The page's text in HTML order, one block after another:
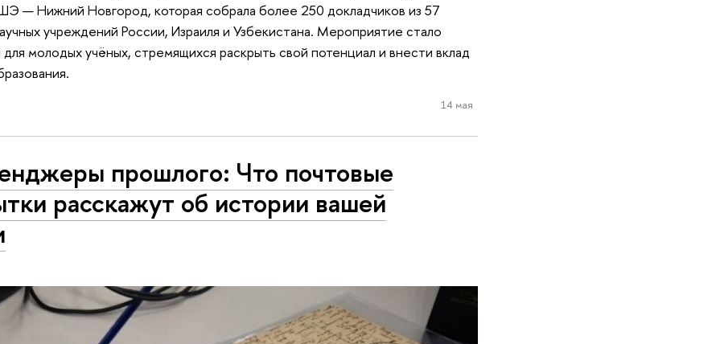
— Нижний Новгород, которая собрала более 250 докладчиков из 57
учреждений России, Израиля и Узбекистана. Мероприятие стало
молодых учёных, стремящихся раскрыть свой потенциал и внести вклад
14 мая
прошлого: Что почтовые
расскажут об истории вашей